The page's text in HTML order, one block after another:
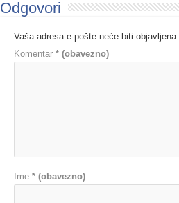
Odgovori
Vaša adresa e-pošte neće biti objavljena.
Komentar * (obavezno)
Ime * (obavezno)